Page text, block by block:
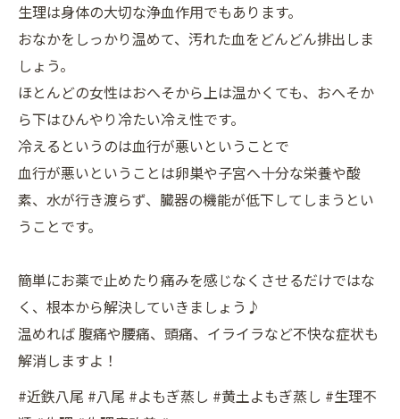
生理は身体の大切な浄血作用でもあります。
おなかをしっかり温めて、汚れた血をどんどん排出しま
しょう。
ほとんどの女性はおへそから上は温かくても、おへそか
ら下はひんやり冷たい冷え性です。
冷えるというのは血行が悪いということで
血行が悪いということは卵巣や子宮へ十分な栄養や酸
素、水が行き渡らず、臓器の機能が低下してしまうとい
うことです。
簡単にお薬で止めたり痛みを感じなくさせるだけではな
く、根本から解決していきましょう♪
温めれば 腹痛や腰痛、頭痛、イライラなど不快な症状も
解消しますよ！
#近鉄八尾 #八尾 #よもぎ蒸し #黄土よもぎ蒸し #生理不